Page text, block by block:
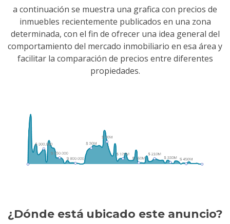
a continuación se muestra una grafica con precios de
inmuebles recientemente publicados en una zona
determinada, con el fin de ofrecer una idea general del
comportamiento del mercado inmobiliario en esa área y
facilitar la comparación de precios entre diferentes
propiedades.
¿Dónde está ubicado este anuncio?